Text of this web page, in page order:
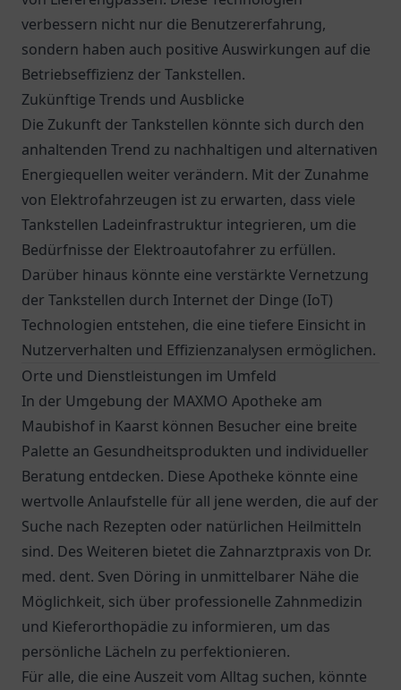
verbessern nicht nur die Benutzererfahrung,
sondern haben auch positive Auswirkungen auf die
Betriebseffizienz der Tankstellen.
Zukünftige Trends und Ausblicke
Die Zukunft der Tankstellen könnte sich durch den
anhaltenden Trend zu nachhaltigen und alternativen
Energiequellen weiter verändern. Mit der Zunahme
von Elektrofahrzeugen ist zu erwarten, dass viele
Tankstellen Ladeinfrastruktur integrieren, um die
Bedürfnisse der Elektroautofahrer zu erfüllen.
Darüber hinaus könnte eine verstärkte Vernetzung
der Tankstellen durch Internet der Dinge (IoT)
Technologien entstehen, die eine tiefere Einsicht in
Nutzerverhalten und Effizienzanalysen ermöglichen.
Orte und Dienstleistungen im Umfeld
In der Umgebung der MAXMO Apotheke am
Maubishof in Kaarst können Besucher eine breite
Palette an Gesundheitsprodukten und individueller
Beratung entdecken. Diese Apotheke könnte eine
wertvolle Anlaufstelle für all jene werden, die auf der
Suche nach Rezepten oder natürlichen Heilmitteln
sind. Des Weiteren bietet die Zahnarztpraxis von Dr.
med. dent. Sven Döring in unmittelbarer Nähe die
Möglichkeit, sich über professionelle Zahnmedizin
und Kieferorthopädie zu informieren, um das
persönliche Lächeln zu perfektionieren.
Für alle, die eine Auszeit vom Alltag suchen, könnte